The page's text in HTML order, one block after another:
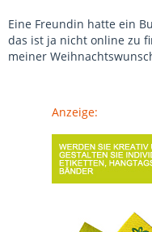
Eine Freundin hatte ein
das ist ja nicht online zu
meiner
Anzeige: